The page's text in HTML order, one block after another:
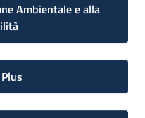
Ambientale e alla